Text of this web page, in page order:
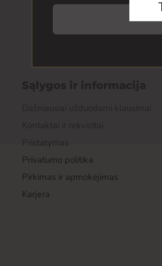
Pristatymas
Privatumo politika
Pirkimas ir apmokėjimas
Karjera